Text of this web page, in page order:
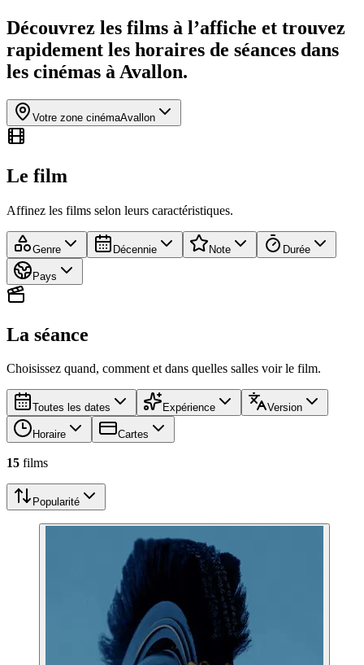
Découvrez les films à l’affiche et trouvez
rapidement les horaires de séances dans
les cinémas à Avallon.
Votre zone cinémaAvallon
Le film
Affinez les films selon leurs caractéristiques.
Genre Décennie Note Durée
Pays
La séance
Choisissez quand, comment et dans quelles salles voir le film.
Toutes les dates Expérience Version
Horaire Cartes
15 films
Popularité